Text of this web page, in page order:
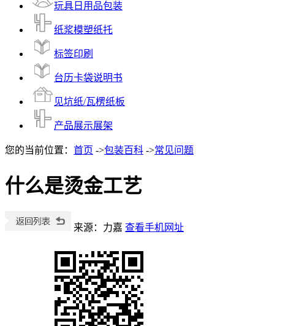
玩具日用品包装
纸浆模塑纸托
标签印刷
台历卡袋说明书
见坑纸/瓦楞纸板
产品展示展架
您的当前位置： 首页 ->包装百科 ->常见问题
什么是烫金工艺
来源：力嘉 查看手机网址